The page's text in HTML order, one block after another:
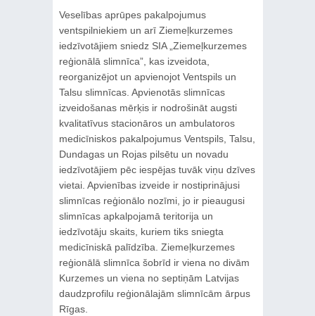
Veselības aprūpes pakalpojumus
ventspilniekiem un arī Ziemeļkurzemes
iedzīvotājiem sniedz SIA „Ziemeļkurzemes
reģionālā slimnīca”, kas izveidota,
reorganizējot un apvienojot Ventspils un
Talsu slimnīcas. Apvienotās slimnīcas
izveidošanas mērķis ir nodrošināt augsti
kvalitatīvus stacionāros un ambulatoros
medicīniskos pakalpojumus Ventspils, Talsu,
Dundagas un Rojas pilsētu un novadu
iedzīvotājiem pēc iespējas tuvāk viņu dzīves
vietai. Apvienības izveide ir nostiprinājusi
slimnīcas reģionālo nozīmi, jo ir pieaugusi
slimnīcas apkalpojamā teritorija un
iedzīvotāju skaits, kuriem tiks sniegta
medicīniskā palīdzība. Ziemeļkurzemes
reģionālā slimnīca šobrīd ir viena no divām
Kurzemes un viena no septiņām Latvijas
daudzprofilu reģionālajām slimnīcām ārpus
Rīgas.